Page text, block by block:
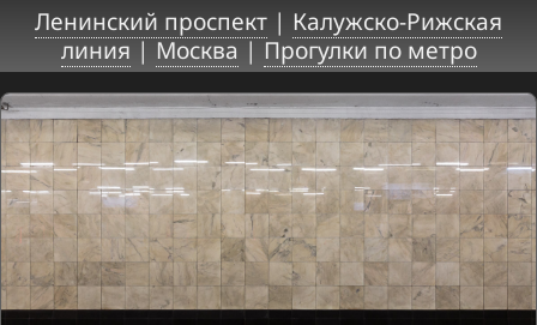
Ленинский проспект | Калужско-Рижская
линия|Москва|Прогулки по метро